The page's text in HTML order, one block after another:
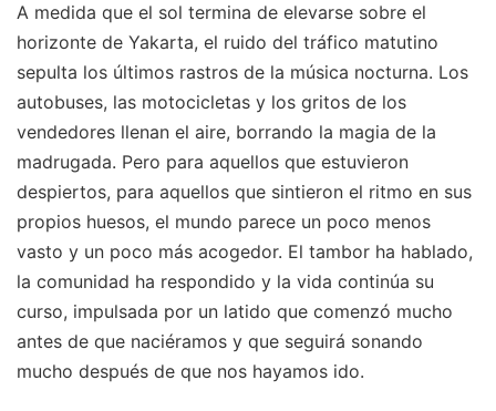
A medida que el sol termina de elevarse sobre el
horizonte de Yakarta, el ruido del tráfico matutino
sepulta los últimos rastros de la música nocturna. Los
autobuses, las motocicletas y los gritos de los
vendedores llenan el aire, borrando la magia de la
madrugada. Pero para aquellos que estuvieron
despiertos, para aquellos que sintieron el ritmo en sus
propios huesos, el mundo parece un poco menos
vasto y un poco más acogedor. El tambor ha hablado,
la comunidad ha respondido y la vida continúa su
curso, impulsada por un latido que comenzó mucho
antes de que naciéramos y que seguirá sonando
mucho después de que nos hayamos ido.